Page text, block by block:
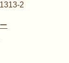
2